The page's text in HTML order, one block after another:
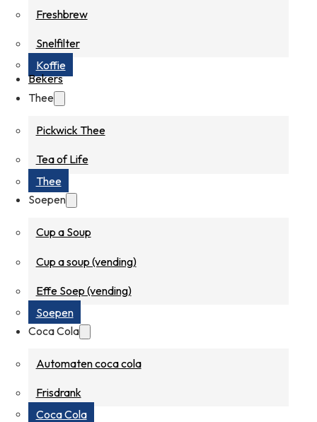
Freshbrew
Snelfilter
Koffie
Bekers
Thee
Pickwick Thee
Tea of Life
Thee
Soepen
Cup a Soup
Cup a soup (vending)
Effe Soep (vending)
Soepen
Coca Cola
Automaten coca cola
Frisdrank
Coca Cola